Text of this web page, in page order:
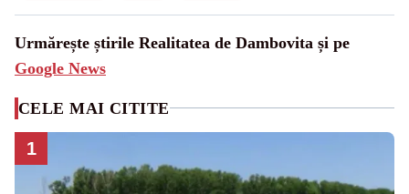
Urmărește știrile Realitatea de Dambovita și pe
Google News
CELE MAI CITITE
1